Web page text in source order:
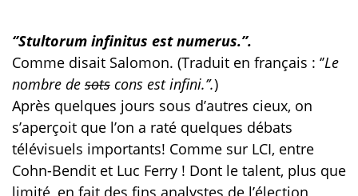
‘’Stultorum infinitus est numerus.’’.
Comme disait Salomon. (Traduit en français : ‘’Le
nombre de sots cons est infini.’’.)
Après quelques jours sous d’autres cieux, on
s’aperçoit que l’on a raté quelques débats
télévisuels importants! Comme sur LCI, entre
Cohn-Bendit et Luc Ferry ! Dont le talent, plus que